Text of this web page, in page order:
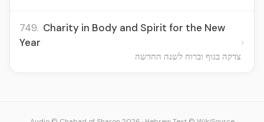
749. Charity in Body and Spirit for the New
Year
צדקה בגוף וברוח לשנה החדשה
›